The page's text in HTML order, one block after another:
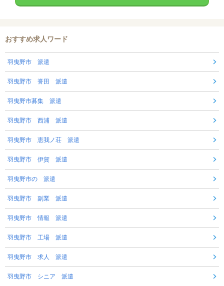
おすすめ求人ワード
羽曳野市 派遣
羽曳野市 誉田 派遣
羽曳野市募集 派遣
羽曳野市 西浦 派遣
羽曳野市 恵我ノ荘 派遣
羽曳野市 伊賀 派遣
羽曳野市の 派遣
羽曳野市 副業 派遣
羽曳野市 情報 派遣
羽曳野市 工場 派遣
羽曳野市 求人 派遣
羽曳野市 シニア 派遣